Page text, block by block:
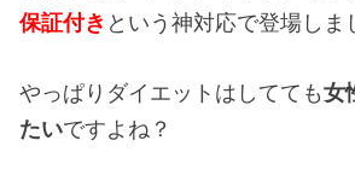
保証付き という神対応で登場しま
やっぱりダイエットはしてても女
たいですよね？